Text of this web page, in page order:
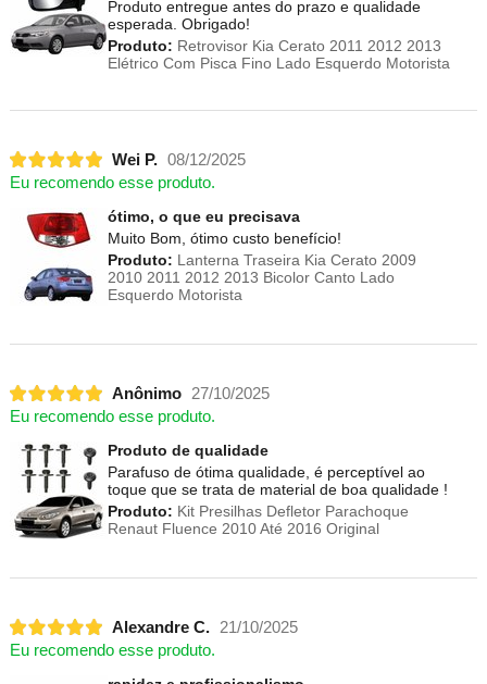
Produto entregue antes do prazo e qualidade
esperada. Obrigado!
Produto: Retrovisor Kia Cerato 2011 2012 2013
Elétrico Com Pisca Fino Lado Esquerdo Motorista
Wei P. 08/12/2025
Eu recomendo esse produto.
ótimo, o que eu precisava
Muito Bom, ótimo custo benefício!
Produto: Lanterna Traseira Kia Cerato 2009
2010 2011 2012 2013 Bicolor Canto Lado
Esquerdo Motorista
Anônimo
27/10/2025
Eu recomendo esse produto.
Produto de qualidade
Parafuso de ótima qualidade, é perceptível ao
toque que se trata de material de boa qualidade !
Produto: Kit Presilhas Defletor Parachoque
Renaut Fluence 2010 Até 2016 Original
Alexandre C.
21/10/2025
Eu recomendo esse produto.